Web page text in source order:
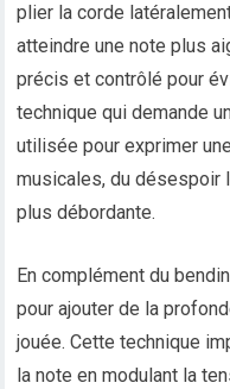
plier la corde
atteindre une note plus
précis et contrôlé pour
technique qui demande
utilisée pour exprimer
musicales, du désespoir
plus débordante.
En complément du
pour ajouter de la
jouée. Cette technique
la note en modulant la